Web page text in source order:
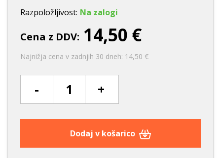
Razpoložljivost: Na zalogi
Cena z DDV: 14,50 €
Najnižja cena v zadnjih 30 dneh: 14,50 €
- +
Dodaj v košarico